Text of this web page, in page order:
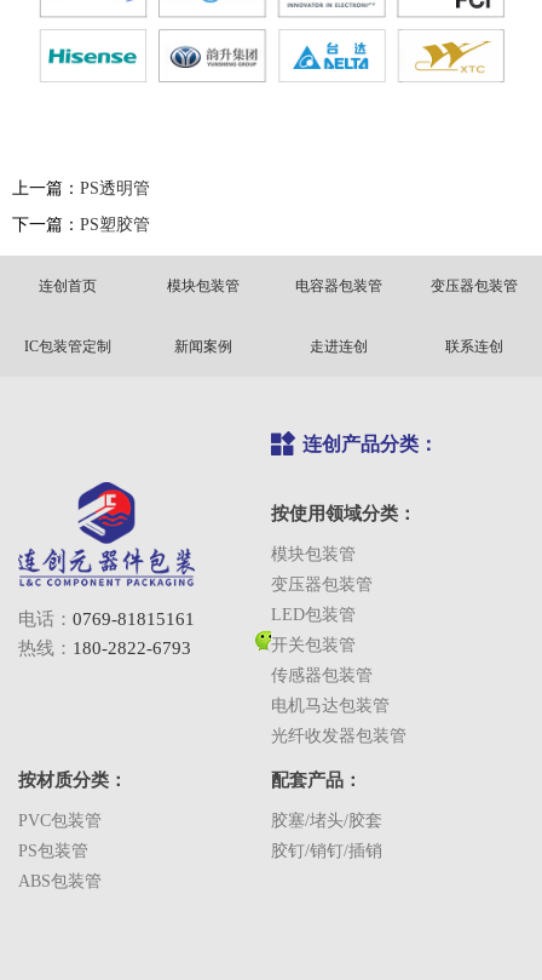
上一篇： PS透明管
下一篇： PS塑胶管
连创首页 模块包装管 电容器包装管 变压器包装管
IC包装管定制 新闻案例 走进连创 联系连创
电话： 0769-81815161
热线： 180-2822-6793
连创产品分类：
按使用领域分类：
模块包装管
变压器包装管
LED包装管
开关包装管
传感器包装管
电机马达包装管
光纤收发器包装管
按材质分类：
PVC包装管
PS包装管
ABS包装管
配套产品：
胶塞/堵头/胶套
胶钉/销钉/插销